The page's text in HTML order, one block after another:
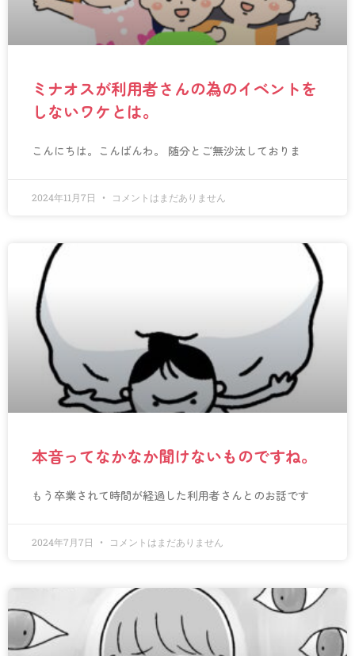
ミナオスが利用者さんの為のイベントを
しないワケとは。
こんにちは。こんばんわ。 随分とご無沙汰しておりま
2024年11月7日 コメントはまだありません
本音ってなかなか聞けないものですね。
もう卒業されて時間が経過した利用者さんとのお話です
2024年7月7日 コメントはまだありません